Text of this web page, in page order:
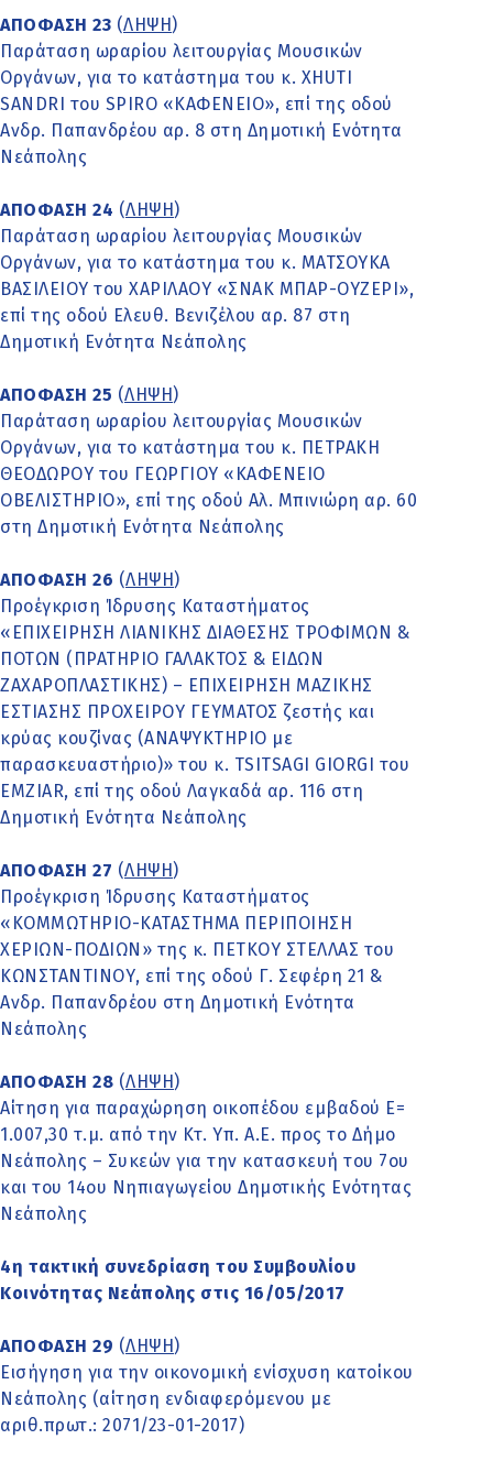
ΑΠΟΦΑΣΗ 23 (ΛΗΨΗ )
Παράταση ωραρίου λειτουργίας Μουσικών
Οργάνων, για το κατάστημα του κ. XHUTI
SANDRI του SPIRO «ΚΑΦΕΝΕΙΟ», επί της οδού
Ανδρ. Παπανδρέου αρ. 8 στη Δημοτική Ενότητα
Νεάπολης
ΑΠΟΦΑΣΗ 24 (ΛΗΨΗ )
Παράταση ωραρίου λειτουργίας Μουσικών
Οργάνων, για το κατάστημα του κ. ΜΑΤΣΟΥΚΑ
ΒΑΣΙΛΕΙΟΥ του ΧΑΡΙΛΑΟΥ «ΣΝΑΚ ΜΠΑΡ-ΟΥΖΕΡΙ»,
επί της οδού Ελευθ. Βενιζέλου αρ. 87 στη
Δημοτική Ενότητα Νεάπολης
ΑΠΟΦΑΣΗ 25 (ΛΗΨΗ )
Παράταση ωραρίου λειτουργίας Μουσικών
Οργάνων, για το κατάστημα του κ. ΠΕΤΡΑΚΗ
ΘΕΟΔΩΡΟΥ του ΓΕΩΡΓΙΟΥ «ΚΑΦΕΝΕΙΟ
ΟΒΕΛΙΣΤΗΡΙΟ», επί της οδού Αλ. Μπινιώρη αρ. 60
στη Δημοτική Ενότητα Νεάπολης
ΑΠΟΦΑΣΗ 26 (ΛΗΨΗ )
Προέγκριση Ίδρυσης Καταστήματος
«ΕΠΙΧΕΙΡΗΣΗ ΛΙΑΝΙΚΗΣ ΔΙΑΘΕΣΗΣ ΤΡΟΦΙΜΩΝ &
ΠΟΤΩΝ (ΠΡΑΤΗΡΙΟ ΓΑΛΑΚΤΟΣ & ΕΙΔΩΝ
ΖΑΧΑΡΟΠΛΑΣΤΙΚΗΣ) – ΕΠΙΧΕΙΡΗΣΗ ΜΑΖΙΚΗΣ
ΕΣΤΙΑΣΗΣ ΠΡΟΧΕΙΡΟΥ ΓΕΥΜΑΤΟΣ ζεστής και
κρύας κουζίνας (ΑΝΑΨΥΚΤΗΡΙΟ με
παρασκευαστήριο)» του κ. TSITSAGI GIORGI του
EMZIAR, επί της οδού Λαγκαδά αρ. 116 στη
Δημοτική Ενότητα Νεάπολης
ΑΠΟΦΑΣΗ 27 (ΛΗΨΗ )
Προέγκριση Ίδρυσης Καταστήματος
«ΚΟΜΜΩΤΗΡΙΟ-ΚΑΤΑΣΤΗΜΑ ΠΕΡΙΠΟΙΗΣΗ
ΧΕΡΙΩΝ-ΠΟΔΙΩΝ» της κ. ΠΕΤΚΟΥ ΣΤΕΛΛΑΣ του
ΚΩΝΣΤΑΝΤΙΝΟΥ, επί της οδού Γ. Σεφέρη 21 &
Ανδρ. Παπανδρέου στη Δημοτική Ενότητα
Νεάπολης
ΑΠΟΦΑΣΗ 28 (ΛΗΨΗ )
Αίτηση για παραχώρηση οικοπέδου εμβαδού Ε=
1.007,30 τ.μ. από την Κτ. Υπ. Α.Ε. προς το Δήμο
Νεάπολης – Συκεών για την κατασκευή του 7ου
και του 14ου Νηπιαγωγείου Δημοτικής Ενότητας
Νεάπολης
4η τακτική συνεδρίαση του Συμβουλίου
Κοινότητας Νεάπολης στις 16/05/2017
ΑΠΟΦΑΣΗ 29 (ΛΗΨΗ )
Εισήγηση για την οικονομική ενίσχυση κατοίκου
Νεάπολης (αίτηση ενδιαφερόμενου με
αριθ.πρωτ.: 2071/23-01-2017)